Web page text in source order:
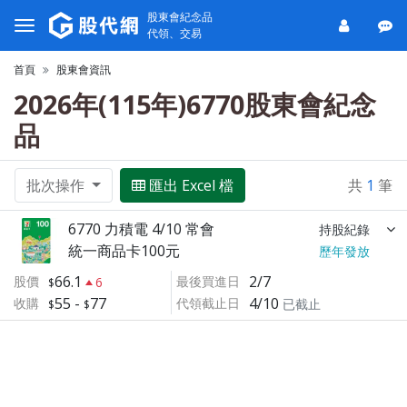
股東會紀念品
代領、交易
首頁 股東會資訊
2026年(115年)6770股東會紀念
品
批次操作 匯出 Excel 檔 共 1 筆
6770 力積電 4/10 常會 持股紀錄
統一商品卡100元
歷年發放
股價
66.1
6
收購
55 - 77
最後買進日 2/7
代領截止日 4/10 已截止